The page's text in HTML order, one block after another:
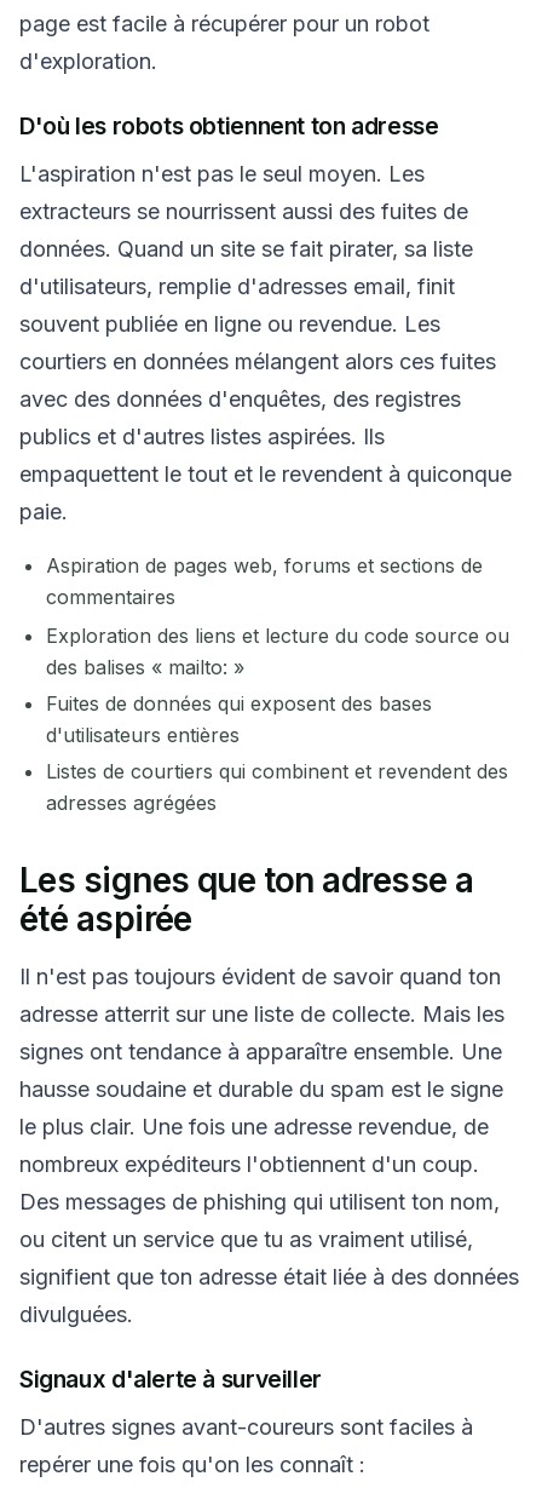
page est facile à récupérer pour un robot
d'exploration.
D'où les robots obtiennent ton adresse
L'aspiration n'est pas le seul moyen. Les
extracteurs se nourrissent aussi des fuites de
données. Quand un site se fait pirater, sa liste
d'utilisateurs, remplie d'adresses email, finit
souvent publiée en ligne ou revendue. Les
courtiers en données mélangent alors ces fuites
avec des données d'enquêtes, des registres
publics et d'autres listes aspirées. Ils
empaquettent le tout et le revendent à quiconque
paie.
Aspiration de pages web, forums et sections de
commentaires
Exploration des liens et lecture du code source ou
des balises « mailto: »
Fuites de données qui exposent des bases
d'utilisateurs entières
Listes de courtiers qui combinent et revendent des
adresses agrégées
Les signes que ton adresse a
été aspirée
Il n'est pas toujours évident de savoir quand ton
adresse atterrit sur une liste de collecte. Mais les
signes ont tendance à apparaître ensemble. Une
hausse soudaine et durable du spam est le signe
le plus clair. Une fois une adresse revendue, de
nombreux expéditeurs l'obtiennent d'un coup.
Des messages de phishing qui utilisent ton nom,
ou citent un service que tu as vraiment utilisé,
signifient que ton adresse était liée à des données
divulguées.
Signaux d'alerte à surveiller
D'autres signes avant-coureurs sont faciles à
repérer une fois qu'on les connaît :